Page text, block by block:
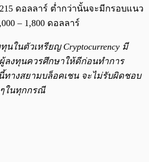
ดอลลาร์ ต่ำกว่านั้นจะมีกรอบแนว
– 1,800 ดอลลาร์
นในตัวเหรียญ Cryptocurrency มี
ลงทุนควรศึกษาให้ดีก่อนทำการ
ทางสยามบล็อคเชน จะไม่รับผิดชอบ
ในทุกกรณี